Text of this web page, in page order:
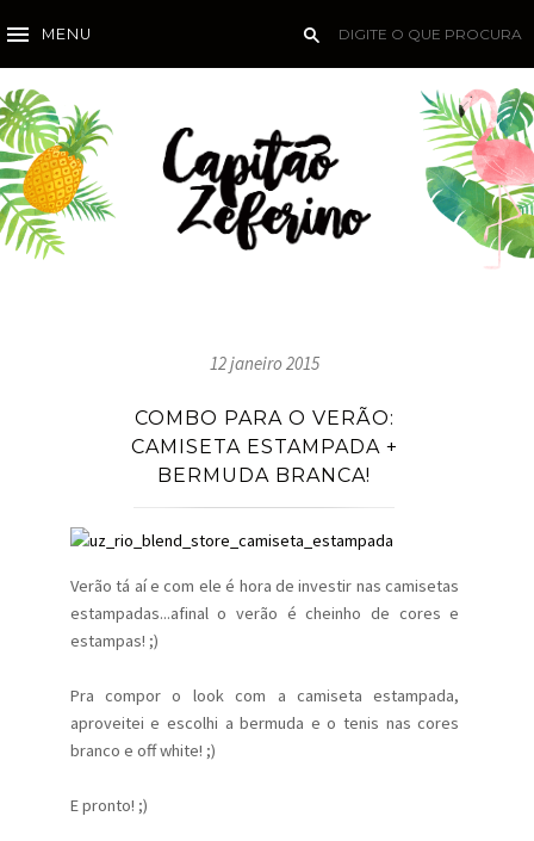
MENU
12 janeiro 2015
COMBO PARA O VERÃO:
CAMISETA ESTAMPADA +
BERMUDA BRANCA!
Verão tá aí e com ele é hora de investir nas camisetas
estampadas...afinal o verão é cheinho de cores e
estampas! ;)
Pra compor o look com a camiseta estampada,
aproveitei e escolhi a bermuda e o tenis nas cores
branco e off white! ;)
E pronto! ;)